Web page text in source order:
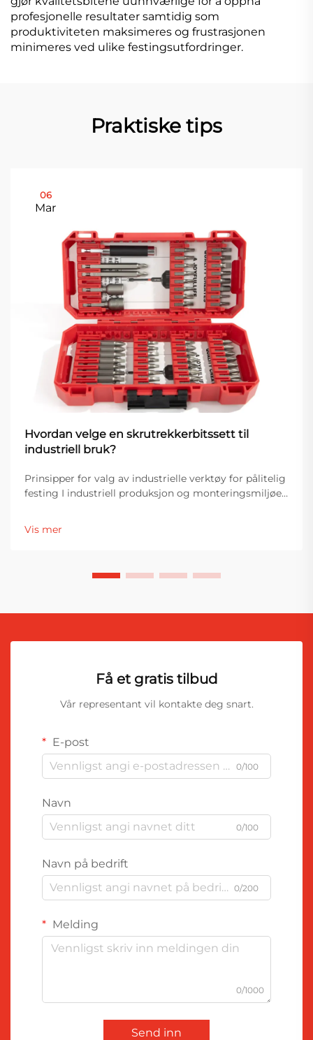
profesjonelle resultater samtidig som
produktiviteten maksimeres og frustrasjonen
minimeres ved ulike festingsutfordringer.
Praktiske tips
06
Mar
Hvordan velge en skrutrekkerbitssett til
industriell bruk?
Prinsipper for valg av industrielle verktøy for pålitelig
festing I industriell produksjon og monteringsmiljøer
produktkvalitet og driftsstabilitet. Blant de viktigste
festeverktøyene er en skrutrekker...
Vis mer
Få et gratis tilbud
Vår representant vil kontakte deg snart.
E-post
0/100
Navn
0/100
Navn på bedrift
0/200
Melding
0/1000
Send inn